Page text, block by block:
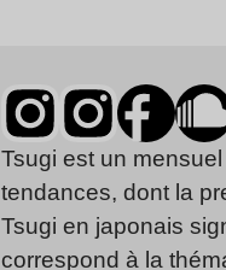
Tsugi est un
tendances, dont la
Tsugi en japonais
correspond à la